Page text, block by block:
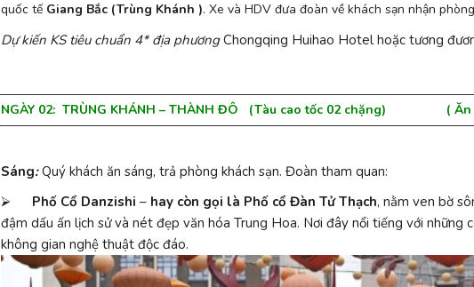
quốc tế Giang Bắc (Trùng Khánh ). Xe và HDV đưa đoàn về khách sạn nhận
Dự kiến KS tiêu chuẩn 4* địa phươngChongqing Huihao Hotel hoặc tương
NGÀY 02: TRÙNG KHÁNH – THÀNH ĐÔ (Tàu cao tốc 02 chặng) ( Ăn
Sáng:Quý khách ăn sáng, trả phòng khách sạn. Đoàn tham quan:
⮚ Phố Cổ Danzishi – hay còn gọi là Phố cổ Đàn Tử Thạch, nằm ven bờ
đậm dấu ấn lịch sử và nét đẹp văn hóa Trung Hoa. Nơi đây nổi tiếng với những
không gian nghệ thuật độc đáo.